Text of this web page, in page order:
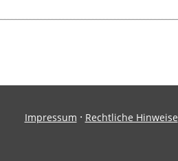
Impressum · Rechtliche Hinweise